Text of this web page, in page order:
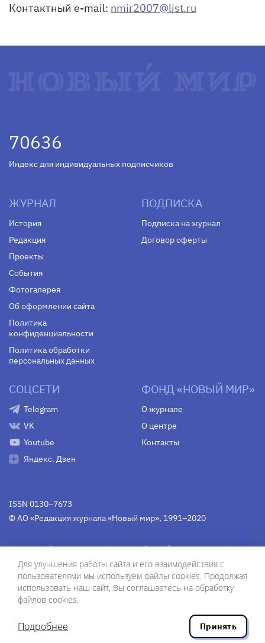
Контактный e-mail: nmir2007@list.ru
70636
Индекс для индивидуальных подписчиков
ЖУРНАЛ
История
Редакция
Проекты
События
Фотогалерея
Об оформлении сайта
Политика
конфиденциальности
Политика обработки
персональных данных
ПОДПИСКА
Подписка на журнал
Договор оферты
СОЦСЕТИ
Telegram
VK
Youtube
Яндекс. Дзен
ФОНД «НОВЫЙ МИР»
О журнале
О центре
Контакты
ISSN 0130–7673
© АО «Редакция журнала «Новый мир», 1991–2020
Свидетельство Федеральной службы по надзору в сфере
коммуникаций средства массовой информации
(Роскомнадзор)ПИ № Фс 77-75754 от 13 июня 2019 г.
Разработка сайта — ООО «Инфодизайн»
Для улучшения работы сайта и его взаимодействия с
пользователями мы используем файлы cookies. Продолжая
использовать наш сайт, Вы соглашаетесь на обработку
файлов cookies.
Подробнее Принять